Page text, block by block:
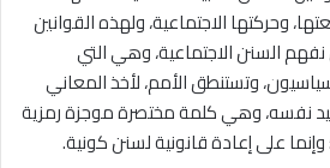
وحركتها الاجتماعية، ولهذه القوانين
نفهم السنن الاجتماعية، وهي التي
وتستنطق الأمم، لأخذ المعاني
نفسه، وهي كلمة مختصرة موجزة رمزية
وإنما على إعادة قانونية لسنن كونية.